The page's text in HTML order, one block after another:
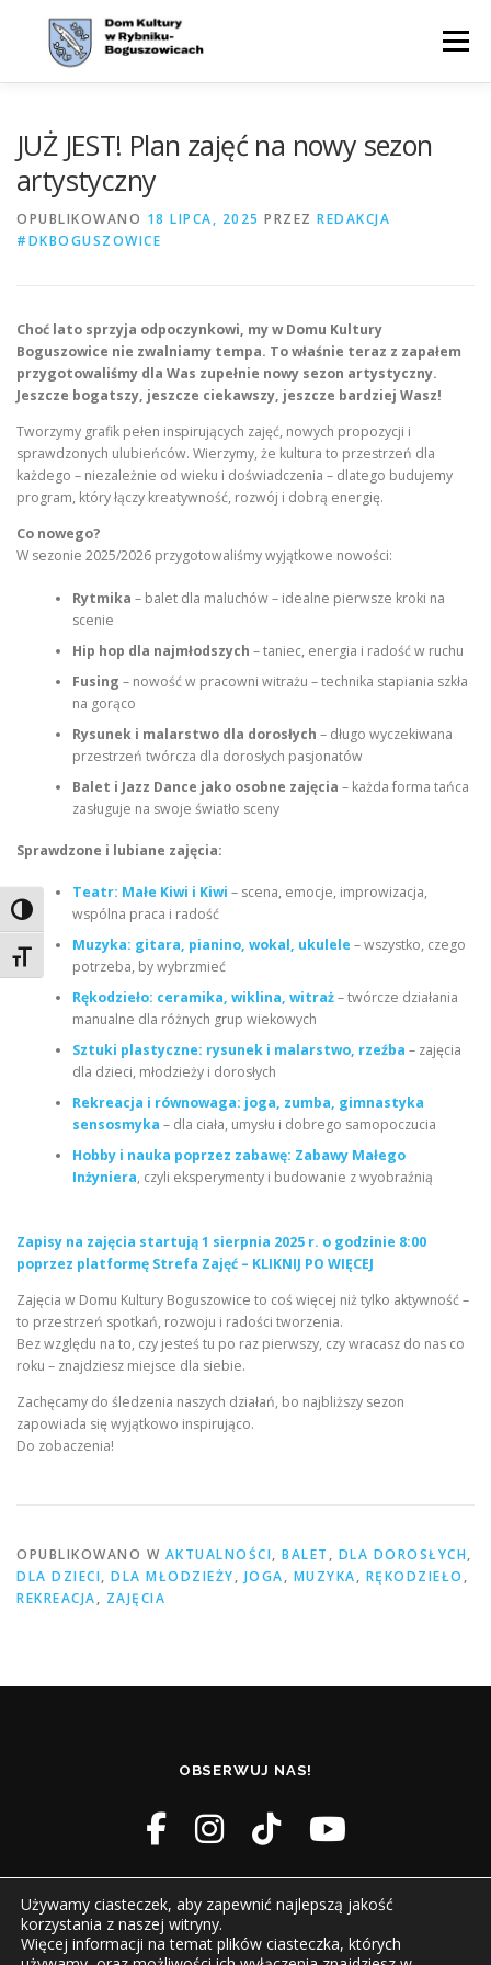
Toggle High Contrast
Toggle Font size
Menu
JUŻ JEST! Plan zajęć na nowy sezon
artystyczny
OPUBLIKOWANO 18 LIPCA, 2025 PRZEZ REDAKCJA
#DKBOGUSZOWICE
Choć lato sprzyja odpoczynkowi, my w Domu Kultury
Boguszowice nie zwalniamy tempa. To właśnie teraz z zapałem
przygotowaliśmy dla Was zupełnie nowy sezon artystyczny.
Jeszcze bogatszy, jeszcze ciekawszy, jeszcze bardziej Wasz!
Tworzymy grafik pełen inspirujących zajęć, nowych propozycji i
sprawdzonych ulubieńców. Wierzymy, że kultura to przestrzeń dla
każdego – niezależnie od wieku i doświadczenia – dlatego budujemy
program, który łączy kreatywność, rozwój i dobrą energię.
Co nowego?
W sezonie 2025/2026 przygotowaliśmy wyjątkowe nowości:
Rytmika – balet dla maluchów – idealne pierwsze kroki na
scenie
Hip hop dla najmłodszych – taniec, energia i radość w ruchu
Fusing – nowość w pracowni witrażu – technika stapiania szkła
na gorąco
Rysunek i malarstwo dla dorosłych – długo wyczekiwana
przestrzeń twórcza dla dorosłych pasjonatów
Balet i Jazz Dance jako osobne zajęcia – każda forma tańca
zasługuje na swoje światło sceny
Sprawdzone i lubiane zajęcia:
Teatr: Małe Kiwi i Kiwi – scena, emocje, improwizacja,
wspólna praca i radość
Muzyka: gitara, pianino, wokal, ukulele – wszystko, czego
potrzeba, by wybrzmieć
Rękodzieło: ceramika, wiklina, witraż– twórcze działania
manualne dla różnych grup wiekowych
Sztuki plastyczne: rysunek i malarstwo, rzeźba – zajęcia
dla dzieci, młodzieży i dorosłych
Rekreacja i równowaga: joga, zumba, gimnastyka
sensosmyka – dla ciała, umysłu i dobrego samopoczucia
Hobby i nauka poprzez zabawę: Zabawy Małego
Inżyniera, czyli eksperymenty i budowanie z wyobraźnią
Zapisy na zajęcia startują 1 sierpnia 2025 r. o godzinie 8:00
poprzez platformę Strefa Zajęć – KLIKNIJ PO WIĘCEJ
Zajęcia w Domu Kultury Boguszowice to coś więcej niż tylko aktywność –
to przestrzeń spotkań, rozwoju i radości tworzenia.
Bez względu na to, czy jesteś tu po raz pierwszy, czy wracasz do nas co
roku – znajdziesz miejsce dla siebie.
Zachęcamy do śledzenia naszych działań, bo najbliższy sezon
zapowiada się wyjątkowo inspirująco.
Do zobaczenia!
OPUBLIKOWANO W AKTUALNOŚCI, BALET , DLA DOROSŁYCH,
DLA DZIECI, DLA MŁODZIEŻY, JOGA, MUZYKA, RĘKODZIEŁO ,
REKREACJA, ZAJĘCIA
OBSERWUJ NAS!
Używamy ciasteczek, aby zapewnić najlepszą jakość
korzystania z naszej witryny.
Więcej informacji na temat plików ciasteczka, których